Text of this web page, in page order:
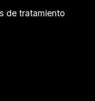
de tratamiento